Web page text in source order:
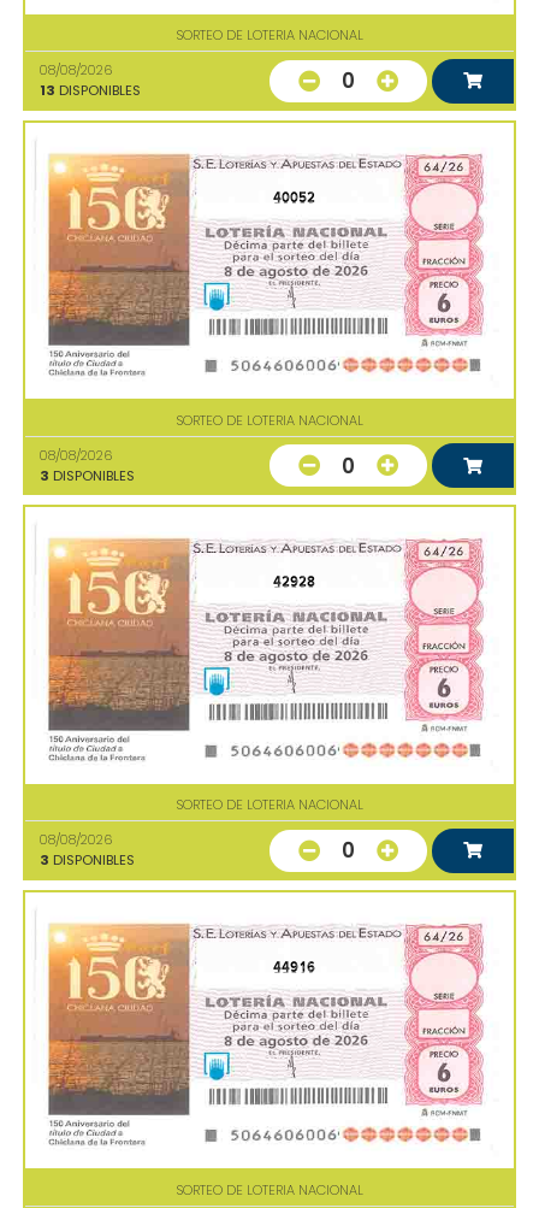
SORTEO DE LOTERIA NACIONAL
08/08/2026
13 DISPONIBLES 0
40052
SORTEO DE LOTERIA NACIONAL
08/08/2026
3 DISPONIBLES 0
42928
SORTEO DE LOTERIA NACIONAL
08/08/2026
3 DISPONIBLES 0
44916
SORTEO DE LOTERIA NACIONAL